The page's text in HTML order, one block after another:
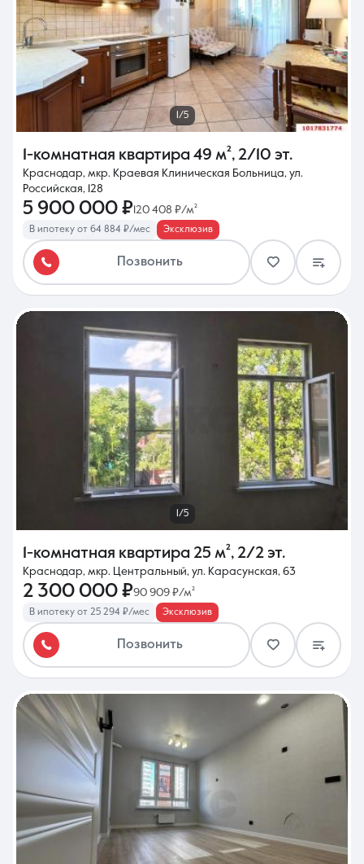
1/5
1-комнатная квартира 49 м², 2/10 эт.
Краснодар, мкр. Краевая Клиническая Больница, ул.
Российская, 128
5 900 000 ₽120 408 ₽/м²
В ипотеку от 64 884 ₽/мес Эксклюзив
Позвонить
1/5
1-комнатная квартира 25 м², 2/2 эт.
Краснодар, мкр. Центральный, ул. Карасунская, 63
2 300 000 ₽90 909 ₽/м²
В ипотеку от 25 294 ₽/мес Эксклюзив
Позвонить